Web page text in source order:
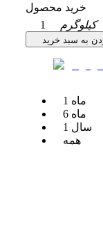
خرید محصول
1
کیلوگرم
به سبد خرید
1 ماه
6 ماه
1 سال
همه